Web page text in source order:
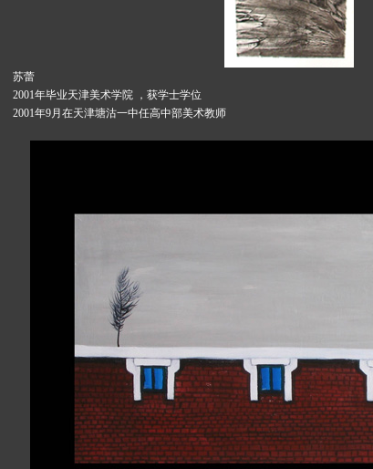
苏蕾
2001年毕业天津美术学院 ，获学士学位
2001年9月在天津塘沽一中任高中部美术教师